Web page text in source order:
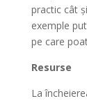
practic cât
exemple
pe care
Resurse
La